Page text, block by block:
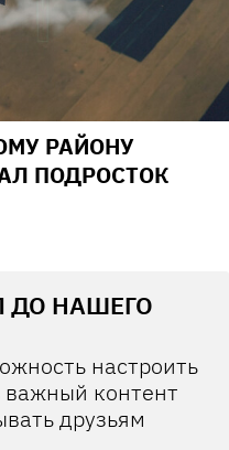
РАЙОНУ
ПОДРОСТОК
ДО НАШЕГО
настроить
важный контент
друзьям